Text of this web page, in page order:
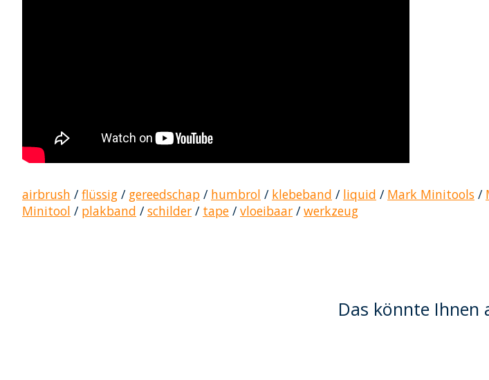
airbrush /flüssig / gereedschap / humbrol / klebeband / liquid / Mark Minitools /
Minitool / plakband /schilder / tape /vloeibaar /werkzeug
Das könnte Ihnen